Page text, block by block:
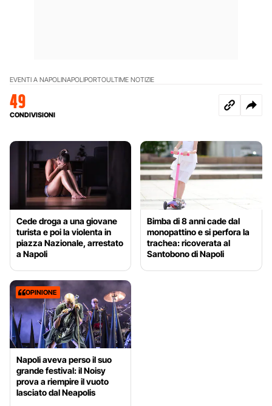
EVENTI A NAPOLINAPOLIPORTOULTIME NOTIZIE
49
CONDIVISIONI
Cede droga a una giovane
turista e poi la violenta in
piazza Nazionale, arrestato
a Napoli
Bimba di 8 anni cade dal
monopattino e si perfora la
trachea: ricoverata al
Santobono di Napoli
OPINIONE
Napoli aveva perso il suo
grande festival: il Noisy
prova a riempire il vuoto
lasciato dal Neapolis